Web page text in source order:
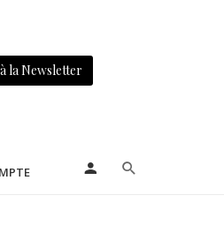
la Newsletter